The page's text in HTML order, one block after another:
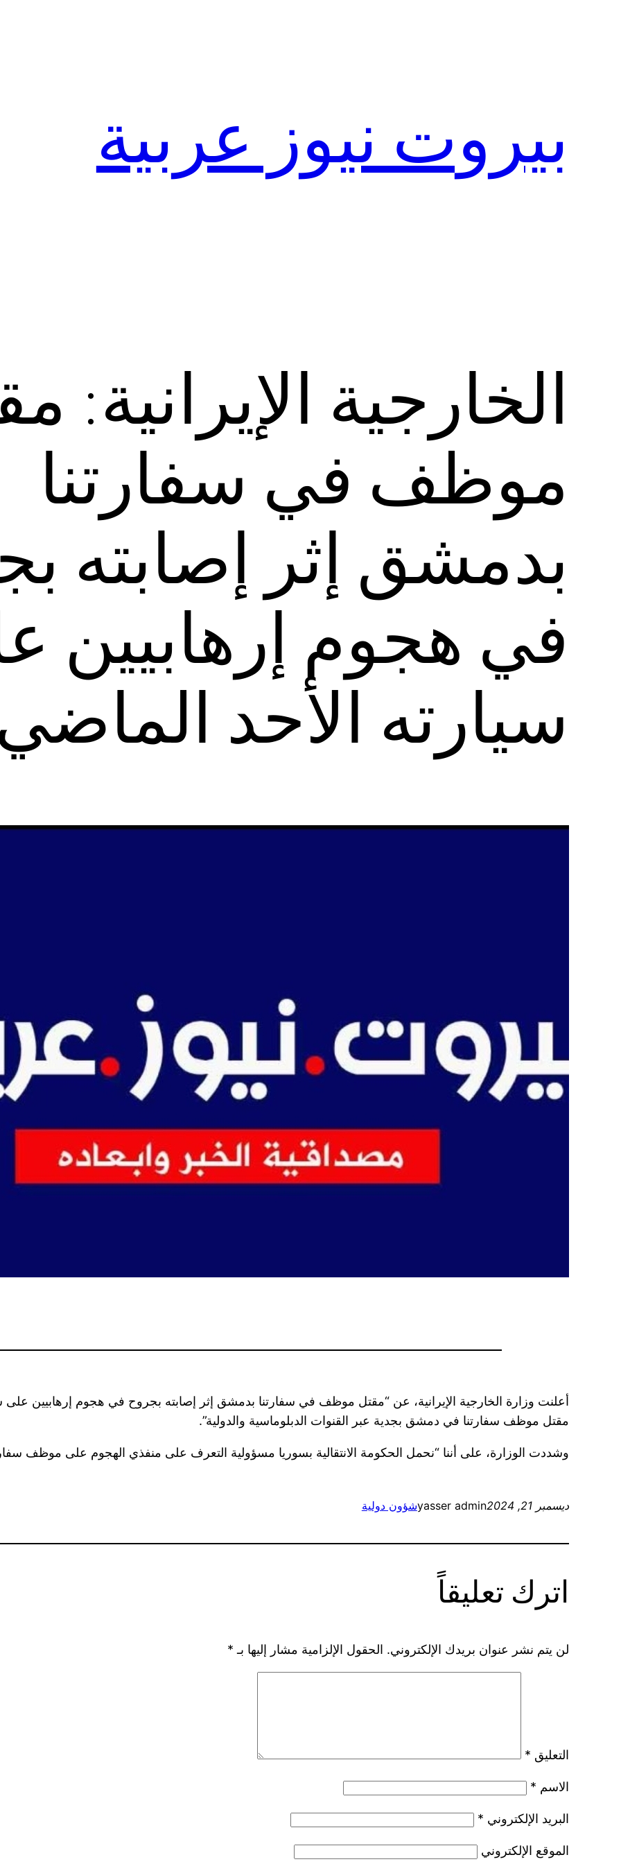
بيروت نيوز عربية
الخارجية الإيرانية:
موظف في سفارتنا
بدمشق إثر إصابته
في هجوم إرهابيين
سيارته الأحد
أعلنت وزارة الخارجية الإيرانية، عن “مقتل موظف في سفارتنا بدمشق إثر إصابته بجروح في هجوم إرهابيين على
مقتل موظف سفارتنا في دمشق بجدية عبر القنوات الدبلوماسية والدولية”.
وشددت الوزارة، على أننا “نحمل الحكومة الانتقالية بسوريا مسؤولية التعرف على منفذي الهجوم على موظف
ديسمبر 21, 2024 yasser adminشؤون دولية
اترك تعليقاً
لن يتم نشر عنوان بريدك الإلكتروني. الحقول الإلزامية مشار إليها بـ *
التعليق *
الاسم *
البريد الإلكتروني *
الموقع الإلكتروني